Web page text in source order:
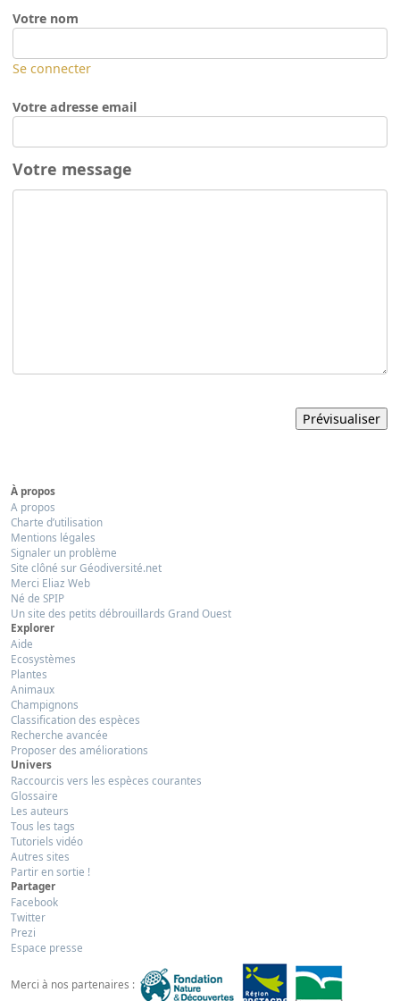
Votre nom
Se connecter
Votre adresse email
Votre message
À propos
A propos
Charte d’utilisation
Mentions légales
Signaler un problème
Site clôné sur Géodiversité.net
Merci Eliaz Web
Né de SPIP
Un site des petits débrouillards Grand Ouest
Explorer
Aide
Ecosystèmes
Plantes
Animaux
Champignons
Classification des espèces
Recherche avancée
Proposer des améliorations
Univers
Raccourcis vers les espèces courantes
Glossaire
Les auteurs
Tous les tags
Tutoriels vidéo
Autres sites
Partir en sortie !
Partager
Facebook
Twitter
Prezi
Espace presse
Merci à nos partenaires :